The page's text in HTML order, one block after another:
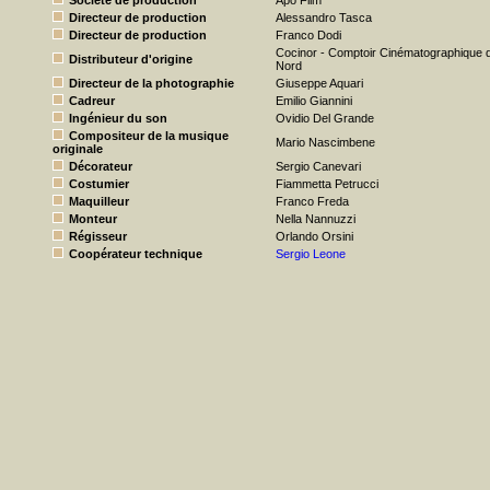
Directeur de production
Alessandro Tasca
Directeur de production
Franco Dodi
Distributeur d'origine
Cocinor - Comptoir Cinématographique
Nord
Directeur de la photographie
Giuseppe Aquari
Cadreur
Emilio Giannini
Ingénieur du son
Ovidio Del Grande
Compositeur de la musique
originale
Mario Nascimbene
Décorateur
Sergio Canevari
Costumier
Fiammetta Petrucci
Maquilleur
Franco Freda
Monteur
Nella Nannuzzi
Régisseur
Orlando Orsini
Coopérateur technique
Sergio Leone